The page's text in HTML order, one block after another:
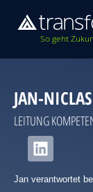
So geht
JAN-
LEITUNG
Jan verantwortet